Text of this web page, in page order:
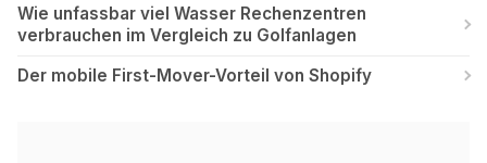
Wie unfassbar viel Wasser Rechenzentren
verbrauchen im Vergleich zu Golfanlagen
Der mobile First-Mover-Vorteil von Shopify